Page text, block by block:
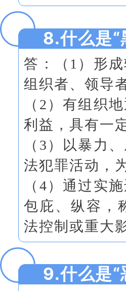
8.什么是“
答：
（1）形
组织者、领导
（2）有组织
利益，具有一
（3）以暴力
法犯罪活动，
（4）通过实
包庇、纵容，
法控制或重大
9.什么是“